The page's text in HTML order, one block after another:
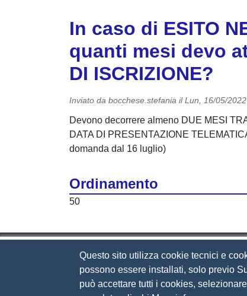
In caso di ESITO
quanti mesi devo
DI ISCRIZIONE?
Inviato da bocchese.stefania ilLun, 16/05/
Devono decorrere almeno DUE MESI
DATA DI PRESENTAZIONE
domanda dal 16 luglio)
Ordinamento
50
Camera di
Questo sito utilizza cookie tecnici e
possono essere installati, solo previo
può accettare tutti i cookies,